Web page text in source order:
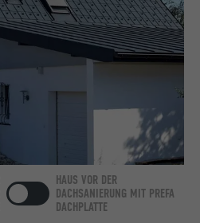
HAUS VOR DER
DACHSANIERUNG MIT PREFA
DACHPLATTE
vom Social-Networking-Dienst
die Verfolgung der
von eingebetteten